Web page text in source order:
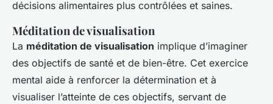
décisions alimentaires plus contrôlées et saines.
Méditation de visualisation
La méditation de visualisation implique d’imaginer
des objectifs de santé et de bien-être. Cet exercice
mental aide à renforcer la détermination et à
visualiser l’atteinte de ces objectifs, servant de